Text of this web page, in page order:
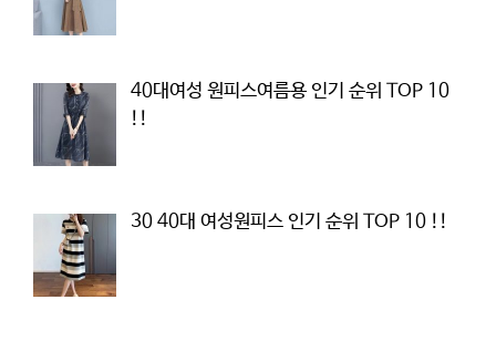
40대여성 원피스여름용 인기 순위 TOP 10
!!
30 40대 여성원피스 인기 순위 TOP 10 !!